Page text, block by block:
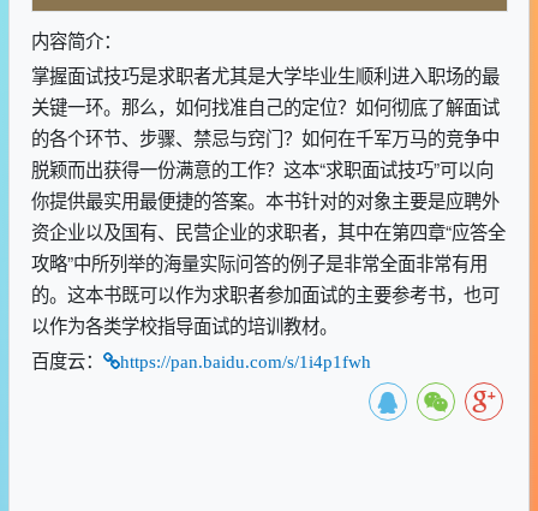
内容简介：
掌握面试技巧是求职者尤其是大学毕业生顺利进入职场的最
关键一环。那么，如何找准自己的定位？如何彻底了解面试
的各个环节、步骤、禁忌与窍门？如何在千军万马的竞争中
脱颖而出获得一份满意的工作？这本“求职面试技巧”可以向
你提供最实用最便捷的答案。本书针对的对象主要是应聘外
资企业以及国有、民营企业的求职者，其中在第四章“应答全
攻略”中所列举的海量实际问答的例子是非常全面非常有用
的。这本书既可以作为求职者参加面试的主要参考书，也可
以作为各类学校指导面试的培训教材。
百度云：
https://pan.baidu.com/s/1i4p1fwh